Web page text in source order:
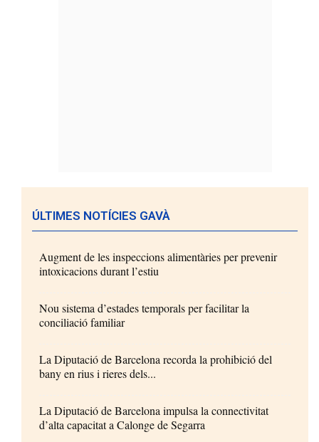
ÚLTIMES NOTÍCIES GAVÀ
Augment de les inspeccions alimentàries per prevenir
intoxicacions durant l’estiu
Nou sistema d’estades temporals per facilitar la
conciliació familiar
La Diputació de Barcelona recorda la prohibició del
bany en rius i rieres dels...
La Diputació de Barcelona impulsa la connectivitat
d’alta capacitat a Calonge de Segarra